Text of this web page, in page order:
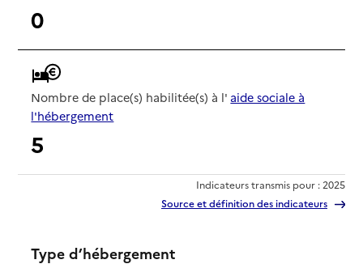
0
Nombre de place(s) habilitée(s) à l' aide sociale à
l'hébergement
5
Indicateurs transmis pour : 2025
Source et définition des indicateurs
Type d’hébergement